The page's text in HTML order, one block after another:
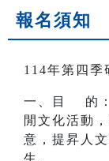
報名須知
114年第四季
一、目 的：
閒文化活動
意，提昇人
生。